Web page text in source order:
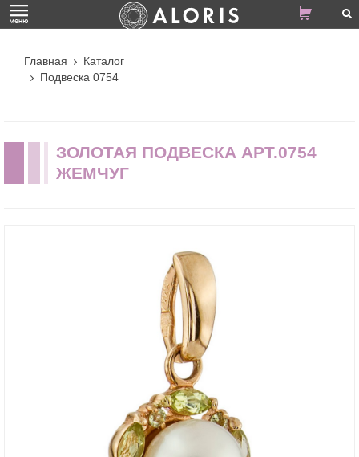
Главная
Каталог
Подвеска 0754
ЗОЛОТАЯ ПОДВЕСКА АРТ.0754
ЖЕМЧУГ